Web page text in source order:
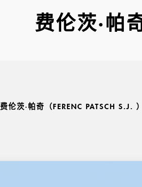
费伦茨·帕
费伦茨·帕奇（FERENC PATSCH S.J. ）